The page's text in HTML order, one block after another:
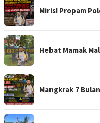
Miris! Propam
Hebat Mamak
Mangkrak 7